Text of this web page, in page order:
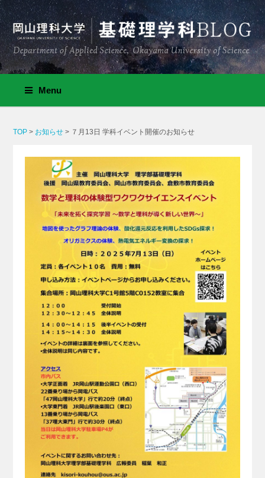
Menu
TOP > お知らせ > ７月13日 学科イベント開催のお知らせ